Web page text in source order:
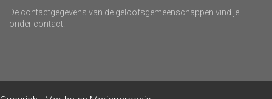
De contactgegevens van de geloofsgemeenschappen vind je
onder contact!